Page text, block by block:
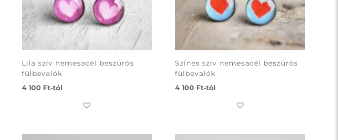
Lila szív nemesacél beszúrós
fülbevalók
4 100 Ft-tól
Színes szív nemesacél beszúrós
fülbevalók
4 100 Ft-tól